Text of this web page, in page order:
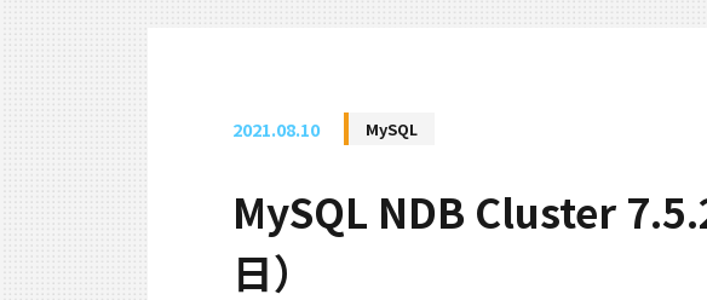
2021.08.10 MySQL
MySQL NDB Cluster
日）